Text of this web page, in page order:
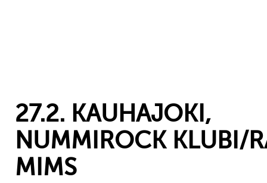
27.2. KAUHAJOKI,
NUMMIROCK KLUBI/
MIMS